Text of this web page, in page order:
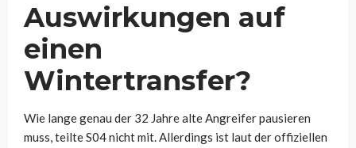
Auswirkungen auf
einen
Wintertransfer?
Wie lange genau der 32 Jahre alte Angreifer pausieren
muss, teilte S04 nicht mit. Allerdings ist laut der offiziellen